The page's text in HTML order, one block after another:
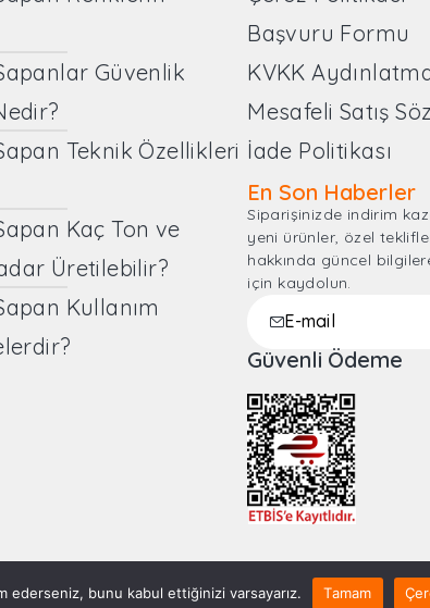
Güvenlik
Teknik Özellikleri
Kaç Ton ve
Üretilebilir?
Kullanım
Başvuru Formu
KVKK
Mesafeli Satış
İade Politikası
En Son Haberler
Siparişinizde indirim
yeni ürünler, özel
hakkında güncel
için kaydolun.
Güvenli Ödeme
ederseniz, bunu kabul ettiğinizi varsayarız. Tamam